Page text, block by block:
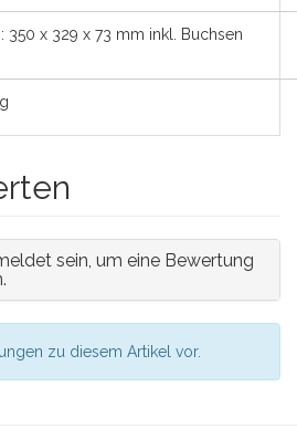
350 x 329 x 73 mm inkl. Buchsen
sein, um eine Bewertung
zu diesem Artikel vor.